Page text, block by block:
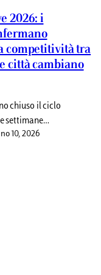
2026: i
competitività tra
città cambiano
chiuso il ciclo
settimane…
10, 2026